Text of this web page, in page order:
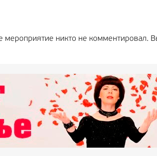
мероприятие никто не комментировал.